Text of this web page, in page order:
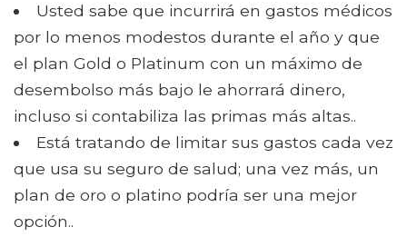
Usted sabe que incurrirá en gastos médicos
por lo menos modestos durante el año y que
el plan Gold o Platinum con un máximo de
desembolso más bajo le ahorrará dinero,
incluso si contabiliza las primas más altas..
Está tratando de limitar sus gastos cada vez
que usa su seguro de salud; una vez más, un
plan de oro o platino podría ser una mejor
opción..